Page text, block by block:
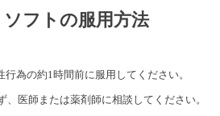
フトの服用方法
行為の約1時間前に服用してください。
、医師または薬剤師に相談してください。